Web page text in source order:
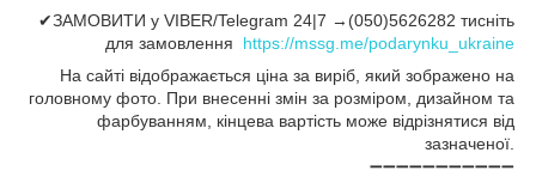
✔ЗАМОВИТИ у VIBER/Telegram 24|7 →(050)5626282 тисніть
для замовлення https://mssg.me/podarynku_ukraine
На сайті відображається ціна за виріб, який зображено на
головному фото. При внесенні змін за розміром, дизайном та
фарбуванням, кінцева вартість може відрізнятися від
зазначеної.
➖➖➖➖➖➖➖➖➖➖➖